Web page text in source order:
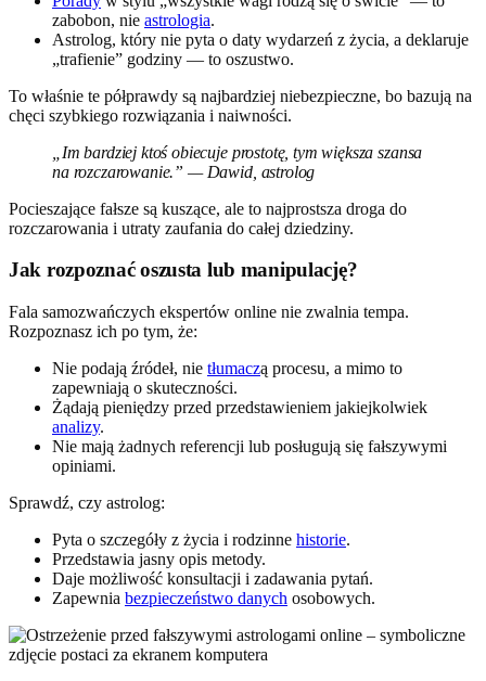
zabobon, nie astrologia.
Astrolog, który nie pyta o daty wydarzeń z życia, a deklaruje
„trafienie” godziny — to oszustwo.
To właśnie te półprawdy są najbardziej niebezpieczne, bo bazują na
chęci szybkiego rozwiązania i naiwności.
„Im bardziej ktoś obiecuje prostotę, tym większa szansa
na rozczarowanie.” — Dawid, astrolog
Pocieszające fałsze są kuszące, ale to najprostsza droga do
rozczarowania i utraty zaufania do całej dziedziny.
Jak rozpoznać oszusta lub manipulację?
Fala samozwańczych ekspertów online nie zwalnia tempa.
Rozpoznasz ich po tym, że:
Nie podają źródeł, nie tłumaczą procesu, a mimo to
zapewniają o skuteczności.
Żądają pieniędzy przed przedstawieniem jakiejkolwiek
analizy.
Nie mają żadnych referencji lub posługują się fałszywymi
opiniami.
Sprawdź, czy astrolog:
Pyta o szczegóły z życia i rodzinne historie.
Przedstawia jasny opis metody.
Daje możliwość konsultacji i zadawania pytań.
Zapewnia bezpieczeństwo danych osobowych.